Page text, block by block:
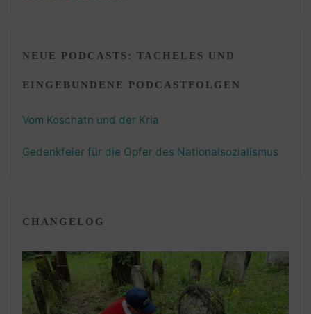
NEUE PODCASTS: TACHELES UND
EINGEBUNDENE PODCASTFOLGEN
Vom Koschatn und der Kria
Gedenkfeier für die Opfer des Nationalsozialismus
CHANGELOG